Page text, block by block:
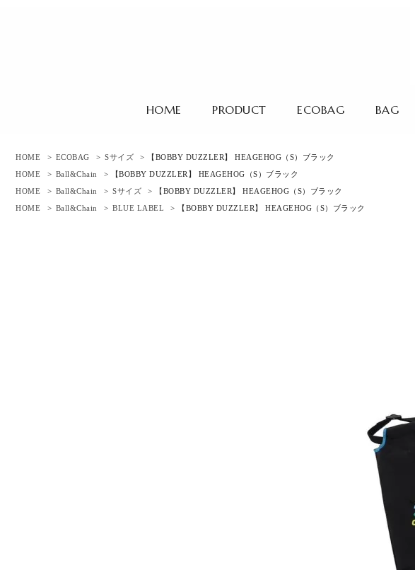
HOME PRODUCT ECOBAG BAG
HOME > ECOBAG > Sサイズ
> 【BOBBY DUZZLER】 HEAGEHOG（S）ブラック
HOME
> Ball&Chain
> 【BOBBY DUZZLER】 HEAGEHOG（S）ブラック
HOME
> Ball&Chain > Sサイズ
> 【BOBBY DUZZLER】 HEAGEHOG（S）ブラック
HOME
> Ball&Chain > BLUE LABEL > 【BOBBY DUZZLER】 HEAGEHOG（S）ブラック